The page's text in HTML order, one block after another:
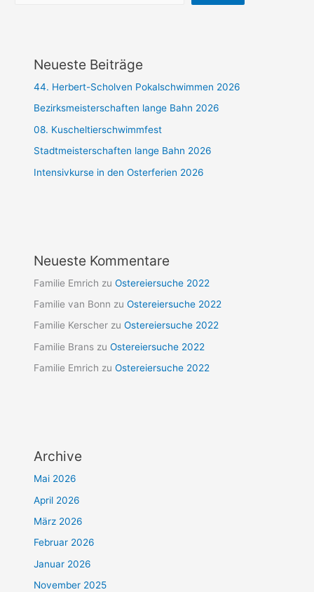
Neueste Beiträge
44. Herbert-Scholven Pokalschwimmen 2026
Bezirksmeisterschaften lange Bahn 2026
08. Kuscheltierschwimmfest
Stadtmeisterschaften lange Bahn 2026
Intensivkurse in den Osterferien 2026
Neueste Kommentare
Familie Emrich zuOstereiersuche 2022
Familie van Bonn zuOstereiersuche 2022
Familie Kerscher zuOstereiersuche 2022
Familie Brans zuOstereiersuche 2022
Familie Emrich zuOstereiersuche 2022
Archive
Mai 2026
April 2026
März 2026
Februar 2026
Januar 2026
November 2025